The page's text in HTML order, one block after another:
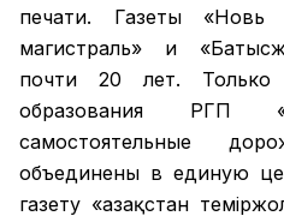
печати. Газеты «Новь
магистраль» и
почти 20 лет.
образования РГП
самостоятельные
объединены в единую
газету «Қазақстан